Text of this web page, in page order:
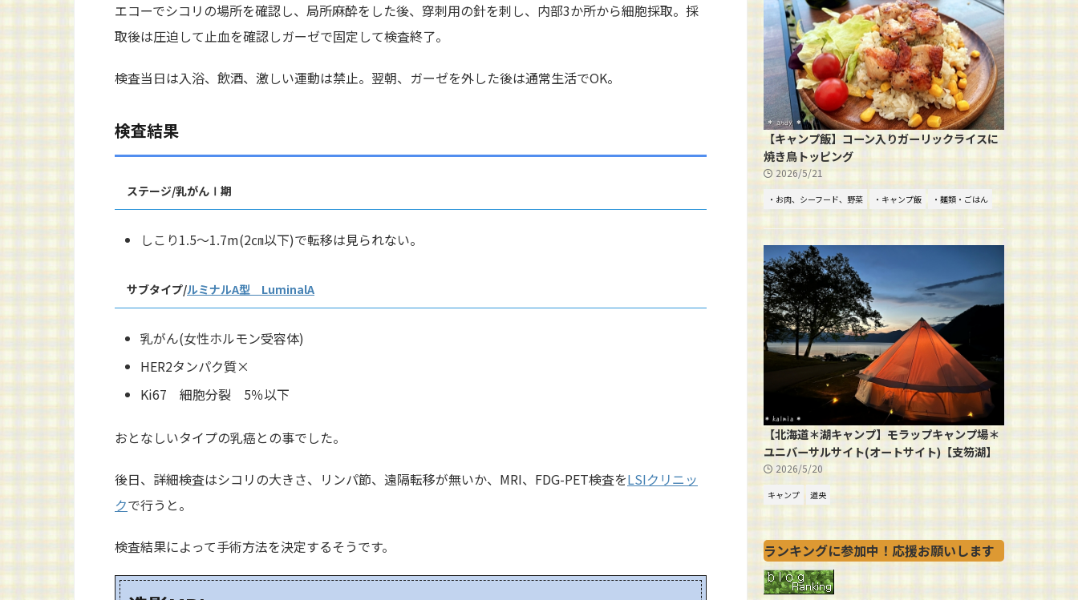
エコーでシコリの場所を確認し、局所麻酔をした後、穿刺用の針を刺し、内部3か所から細胞採取。採
取後は圧迫して止血を確認しガーゼで固定して検査終了。
検査当日は入浴、飲酒、激しい運動は禁止。翌朝、ガーゼを外した後は通常生活でOK。
検査結果
ステージ/乳がんⅠ期
しこり1.5～1.7m(2㎝以下)で転移は見られない。
サブタイプ/ルミナルA型 LuminalA
乳がん(女性ホルモン受容体)
HER2タンパク質×
Ki67 細胞分裂 5％以下
おとなしいタイプの乳癌との事でした。
後日、詳細検査はシコリの大きさ、リンパ節、遠隔転移が無いか、MRI、FDG-PET検査をLSIクリニッ
クで行うと。
検査結果によって手術方法を決定するそうです。
【キャンプ飯】コーン入りガーリックライスに
焼き鳥トッピング
2026/5/21
・お肉、シーフード、野菜 ・キャンプ飯 ・麺類・ごはん
【北海道＊湖キャンプ】モラップキャンプ場＊
ユニバーサルサイト(オートサイト)【支笏湖】
2026/5/20
キャンプ 道央
ランキングに参加中！応援お願いします